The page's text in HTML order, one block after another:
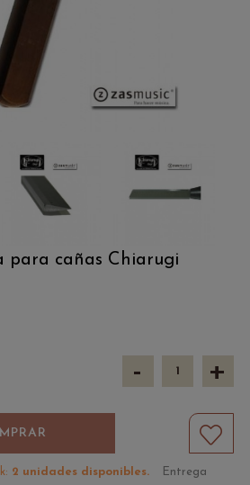
para cañas Chiarugi
- +
2 unidades disponibles.
Entrega